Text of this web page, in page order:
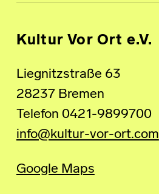
Kultur Vor Ort e.V.
Liegnitzstraße 63
28237 Bremen
Telefon 0421-9899700
info@kultur-vor-ort.com
Google Maps